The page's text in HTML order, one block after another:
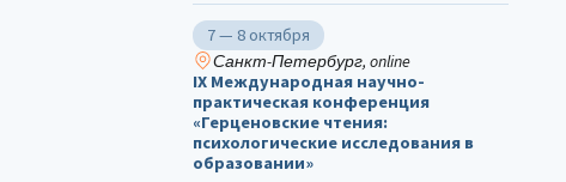
7 — 8 октября
Санкт-Петербург, online
IX Международная научно-
практическая конференция
«Герценовские чтения:
психологические исследования в
образовании»